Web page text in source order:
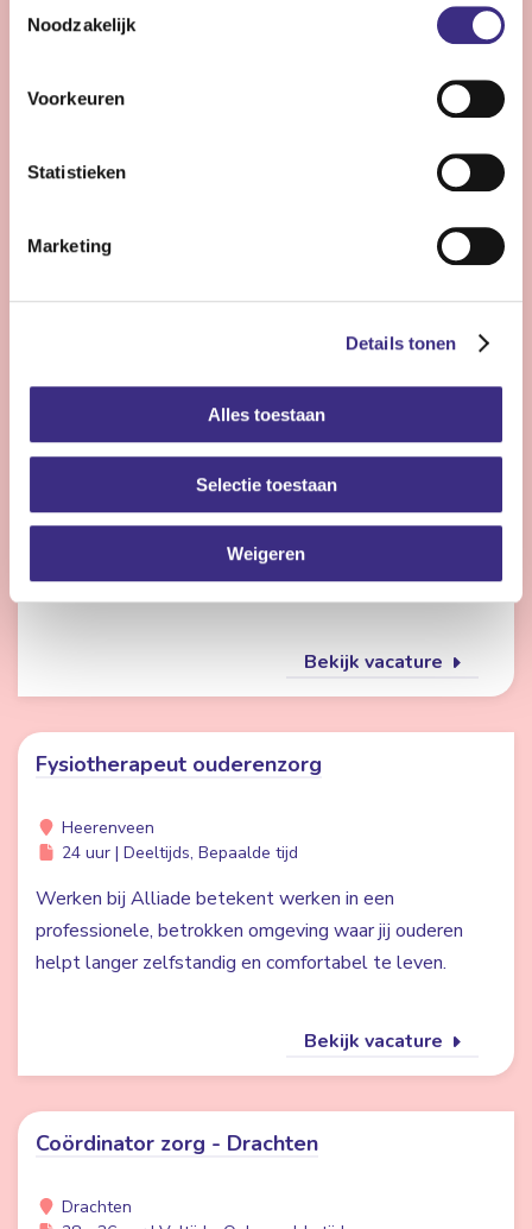
Noodzakelijk
Voorkeuren
Statistieken
Marketing
Details tonen
Alles toestaan
Selectie toestaan
Weigeren
Stiens
24 - 30 uur | Voltijds, Onbepaalde tijd
Ben jij een persoonlijk begeleider die energie krijgt van
complexe zorg en kleine successen groots weet te
Bekijk vacature
Nog 23 dagen
4 - 28 uur | Deeltijds, Onbepaalde tijd
Wil jij met meerdere doelgroepen werken en elke dag
iets anders doen? Dan is de flexpool echt iets voor jou.
Je werkt op verschillende locaties in de
gehandicaptenzorg, jeugdzorg of ouderenzorg.
Bekijk vacature
Fysiotherapeut ouderenzorg
Heerenveen
24 uur | Deeltijds, Bepaalde tijd
Werken bij Alliade betekent werken in een
professionele, betrokken omgeving waar jij ouderen
helpt langer zelfstandig en comfortabel te leven.
Bekijk vacature
Coördinator zorg - Drachten
Drachten